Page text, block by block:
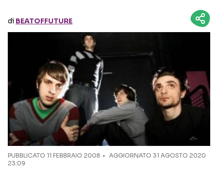
di BEATOFFUTURE
PUBBLICATO 11 FEBBRAIO 2008
AGGIORNATO 31 AGOSTO 2020
23:09